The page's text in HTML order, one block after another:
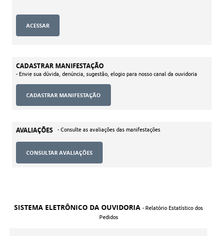
CADASTRAR MANIFESTAÇÃO
- Envie sua dúvida, denúncia, sugestão, elogio para nosso canal da ouvidoria
AVALIAÇÕES - Consulte as avaliações das manifestações
CONSULTAR AVALIAÇÕES
SISTEMA ELETRÔNICO DA OUVIDORIA - Relatório Estatístico dos
Pedidos